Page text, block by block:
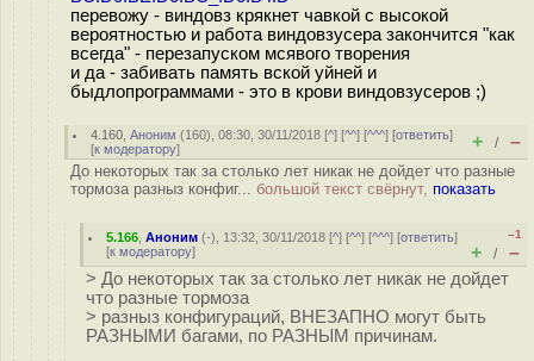
перевожу - виндовз крякнет чавкой с высокой
вероятностью и работа виндовзусера закончится "как
всегда" - перезапуском мсявого творения
и да - забивать память вской уйней и
быдлопрограммами - это в крови виндовзусеров ;)
4.160 ,Аноним (160), 08:30, 30/11/2018 [^] [^^] [^^^] [ответить]
[к модератору] + / –
До некоторых так за столько лет никак не дойдет что разные
тормоза разныз конфиг... большой текст свёрнут, показать
5.166 ,Аноним (-), 13:32, 30/11/2018 [^] [^^] [^^^] [ответить]
[к модератору]
–1
+ / –
> До некоторых так за столько лет никак не дойдет
что разные тормоза
> разныз конфигураций, ВНЕЗАПНО могут быть
РАЗНЫМИ багами, по РАЗНЫМ причинам.